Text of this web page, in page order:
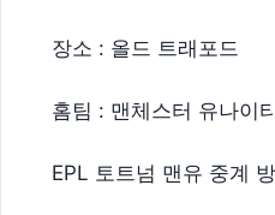
장소 : 올드 트래포드
홈팀 : 맨체스터 유나이
EPL 토트넘 맨유 중계